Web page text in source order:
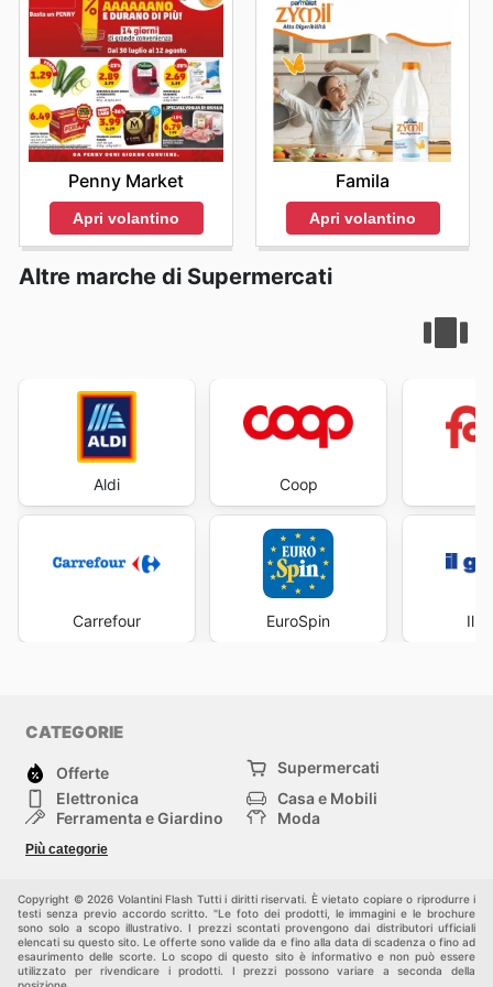
Penny Market
Apri volantino
Famila
Apri volantino
Altre marche di Supermercati
Aldi
Carrefour
Coop
EuroSpin Il
CATEGORIE
Offerte
Supermercati
Elettronica
Casa e Mobili
Ferramenta e Giardino
Moda
Bambini e Neonati
Più categorie
Copyright © 2026 Volantini Flash Tutti i diritti riservati. È vietato copiare o riprodurre i
testi senza previo accordo scritto. "Le foto dei prodotti, le immagini e le brochure
sono solo a scopo illustrativo. I prezzi scontati provengono dai distributori ufficiali
elencati su questo sito. Le offerte sono valide da e fino alla data di scadenza o fino ad
esaurimento delle scorte. Lo scopo di questo sito è informativo e non può essere
utilizzato per rivendicare i prodotti. I prezzi possono variare a seconda della